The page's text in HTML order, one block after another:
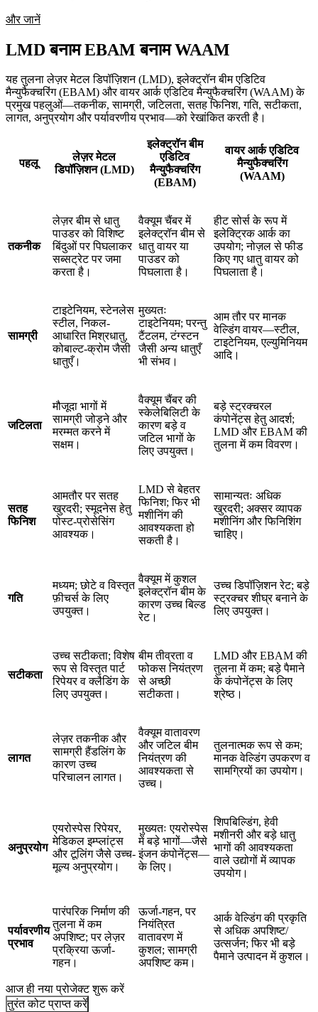
और जानें
LMD बनाम EBAM बनाम WAAM
यह तुलना लेज़र मेटल डिपॉज़िशन (LMD), इलेक्ट्रॉन बीम एडिटिव
मैन्युफैक्चरिंग (EBAM) और वायर आर्क एडिटिव मैन्युफैक्चरिंग (WAAM) के
प्रमुख पहलुओं—तकनीक, सामग्री, जटिलता, सतह फिनिश, गति, सटीकता,
लागत, अनुप्रयोग और पर्यावरणीय प्रभाव—को रेखांकित करती है।
पहलू
लेज़र मेटल
डिपॉज़िशन (LMD)
इलेक्ट्रॉन बीम
एडिटिव
मैन्युफैक्चरिंग
(EBAM)
वायर आर्क एडिटिव
मैन्युफैक्चरिंग
(WAAM)
तकनीक
लेज़र बीम से धातु
पाउडर को विशिष्ट
बिंदुओं पर पिघलाकर
सब्सट्रेट पर जमा
करता है।
वैक्यूम चैंबर में
इलेक्ट्रॉन बीम से
धातु वायर या
पाउडर को
पिघलाता है।
हीट सोर्स के रूप में
इलेक्ट्रिक आर्क का
उपयोग; नोज़ल से फीड
किए गए धातु वायर को
पिघलाता है।
सामग्री
टाइटेनियम, स्टेनलेस
स्टील, निकल-
आधारित मिश्रधातु,
कोबाल्ट-क्रोम जैसी
धातुएँ।
मुख्यतः
टाइटेनियम; परन्तु
टैंटलम, टंग्स्टन
जैसी अन्य धातुएँ
भी संभव।
आम तौर पर मानक
वेल्डिंग वायर—स्टील,
टाइटेनियम, एल्युमिनियम
आदि।
जटिलता
मौजूदा भागों में
सामग्री जोड़ने और
मरम्मत करने में
सक्षम।
वैक्यूम चैंबर की
स्केलेबिलिटी के
कारण बड़े व
जटिल भागों के
लिए उपयुक्त।
बड़े स्ट्रक्चरल
कंपोनेंट्स हेतु आदर्श;
LMD और EBAM की
तुलना में कम विवरण।
सतह
फिनिश
आमतौर पर सतह
खुरदरी; स्मूदनेस हेतु
पोस्ट-प्रोसेसिंग
आवश्यक।
LMD से बेहतर
फिनिश; फिर भी
मशीनिंग की
आवश्यकता हो
सकती है।
सामान्यतः अधिक
खुरदरी; अक्सर व्यापक
मशीनिंग और फिनिशिंग
चाहिए।
गति
मध्यम; छोटे व विस्तृत
फ़ीचर्स के लिए
उपयुक्त।
वैक्यूम में कुशल
इलेक्ट्रॉन बीम के
कारण उच्च बिल्ड
रेट।
उच्च डिपॉज़िशन रेट; बड़े
स्ट्रक्चर शीघ्र बनाने के
लिए उपयुक्त।
सटीकता
उच्च सटीकता; विशेष
रूप से विस्तृत पार्ट
रिपेयर व क्लैडिंग के
लिए उपयुक्त।
बीम तीव्रता व
फोकस नियंत्रण
से अच्छी
सटीकता।
LMD और EBAM की
तुलना में कम; बड़े पैमाने
के कंपोनेंट्स के लिए
श्रेष्ठ।
लागत
लेज़र तकनीक और
सामग्री हैंडलिंग के
कारण उच्च
परिचालन लागत।
वैक्यूम वातावरण
और जटिल बीम
नियंत्रण की
आवश्यकता से
उच्च।
तुलनात्मक रूप से कम;
मानक वेल्डिंग उपकरण व
सामग्रियों का उपयोग।
अनुप्रयोग
एयरोस्पेस रिपेयर,
मेडिकल इम्प्लांट्स
और टूलिंग जैसे उच्च-
मूल्य अनुप्रयोग।
मुख्यतः एयरोस्पेस
में बड़े भागों—जैसे
इंजन कंपोनेंट्स—
के लिए।
शिपबिल्डिंग, हेवी
मशीनरी और बड़े धातु
भागों की आवश्यकता
वाले उद्योगों में व्यापक
उपयोग।
पर्यावरणीय
प्रभाव
पारंपरिक निर्माण की
तुलना में कम
अपशिष्ट; पर लेज़र
प्रक्रिया ऊर्जा-
गहन।
ऊर्जा-गहन, पर
नियंत्रित
वातावरण में
कुशल; सामग्री
अपशिष्ट कम।
आर्क वेल्डिंग की प्रकृति
से अधिक अपशिष्ट/
उत्सर्जन; फिर भी बड़े
पैमाने उत्पादन में कुशल।
आज ही नया प्रोजेक्ट शुरू करें
तुरंत कोट प्राप्त करें